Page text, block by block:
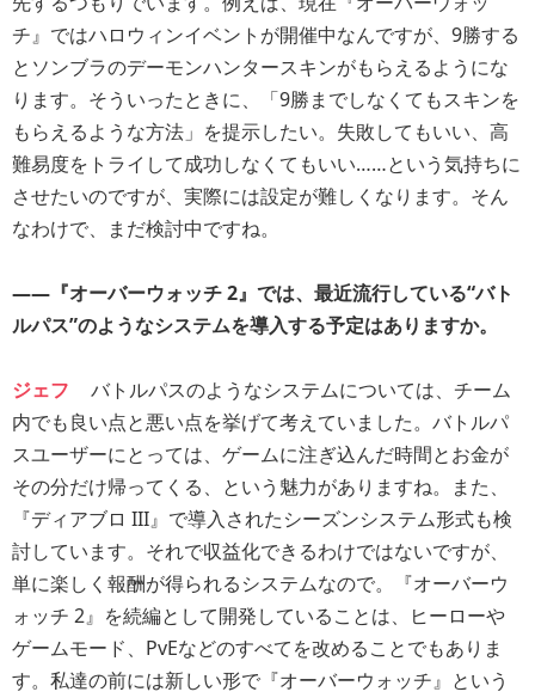
チ』ではハロウィンイベントが開催中なんですが、9勝する
とソンブラのデーモンハンタースキンがもらえるようにな
ります。そういったときに、「9勝までしなくてもスキンを
もらえるような方法」を提示したい。失敗してもいい、高
難易度をトライして成功しなくてもいい……という気持ちに
させたいのですが、実際には設定が難しくなります。そん
なわけで、まだ検討中ですね。
――『オーバーウォッチ 2』では、最近流行している“バト
ルパス”のようなシステムを導入する予定はありますか。
ジェフ
バトルパスのようなシステムについては、チーム
内でも良い点と悪い点を挙げて考えていました。バトルパ
スユーザーにとっては、ゲームに注ぎ込んだ時間とお金が
その分だけ帰ってくる、という魅力がありますね。また、
『ディアブロ III』で導入されたシーズンシステム形式も検
討しています。それで収益化できるわけではないですが、
単に楽しく報酬が得られるシステムなので。『オーバーウ
ォッチ 2』を続編として開発していることは、ヒーローや
ゲームモード、PvEなどのすべてを改めることでもありま
す。私達の前には新しい形で『オーバーウォッチ』という